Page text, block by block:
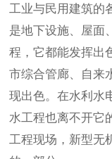
工业与民用建筑的
是地下设施、屋面
程，它都能发挥出
市综合管廊、自来
现出色。在水利水
水工程也离不开它
工程现场，新型无